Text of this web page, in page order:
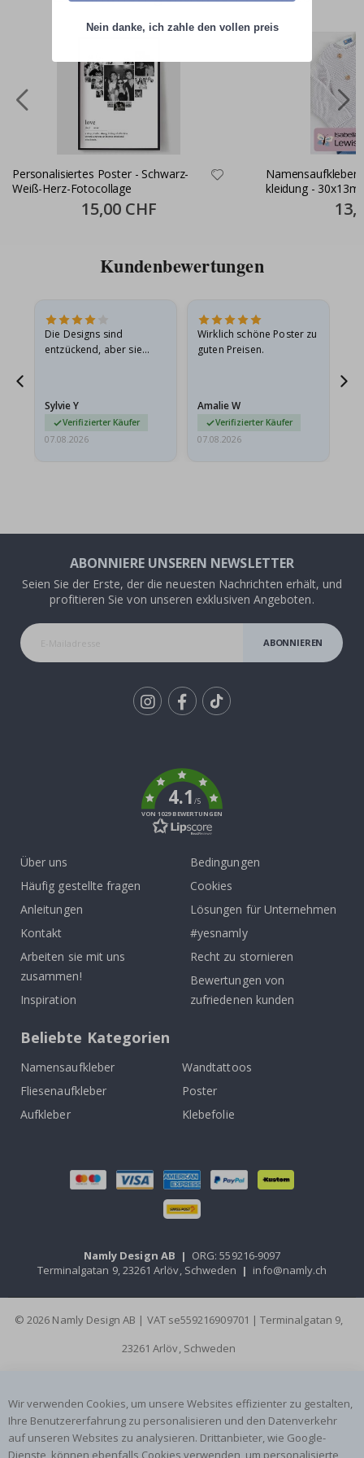
Personalisiertes Poster - Schwarz-
Weiß-Herz-Fotocollage
Special
Price
15,00 CHF
Namensaufkleber
kleidung -
Price
Kundenbewertungen
Die Designs sind
entzückend, aber sie
sie…
Sylvie Y
Verifizierter Käufer
07.08.2026
Wirklich schöne Poster zu
guten Preisen.
Amalie W
Verifizierter Käufer
07.08.2026
ABONNIERE UNSEREN NEWSLETTER
Seien Sie der Erste, der die neuesten Nachrichten erhält, und
profitieren Sie von unseren exklusiven Angeboten.
ABONNIEREN
4.1/5
VON 1029 BEWERTUNGEN
Über uns
Häufig gestellte fragen
Anleitungen
Kontakt
Arbeiten sie mit uns
zusammen!
Inspiration
Bedingungen
Cookies
Lösungen für Unternehmen
#yesnamly
Recht zu stornieren
Bewertungen von
zufriedenen kunden
Beliebte Kategorien
Namensaufkleber
Wandtattoos
Fliesenaufkleber
Poster
Aufkleber
Klebefolie
Namly Design AB | ORG: 559216-9097
Terminalgatan 9, 23261 Arlöv, Schweden | info@namly.ch
© 2026 Namly Design AB | VAT se559216909701 | Terminalgatan 9,
23261 Arlöv, Schweden
Wir verwenden Cookies, um unsere Websites effizienter zu gestalten,
Ihre Benutzererfahrung zu personalisieren und den Datenverkehr
auf unseren Websites zu analysieren. Drittanbieter, wie Google-
Dienste, können ebenfalls Cookies verwenden, um personalisierte
Nein danke, ich zahle den vollen preis